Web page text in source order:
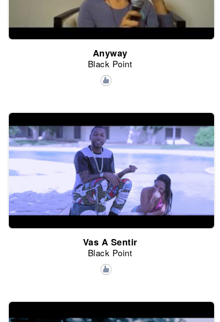
Anyway
Black Point
Vas A Sentir
Black Point